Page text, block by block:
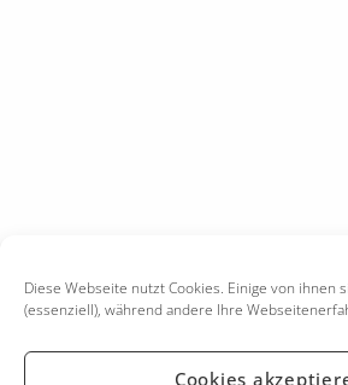
Diese Webseite nutzt Cookies. Einige von ihnen
(essenziell), während andere Ihre
Cookies